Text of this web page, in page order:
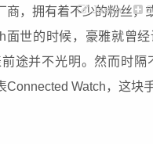
Jason
商，拥有着不少的粉丝，
面世的时候，豪雅就曾
途并不光明。然而时
Watch，这块